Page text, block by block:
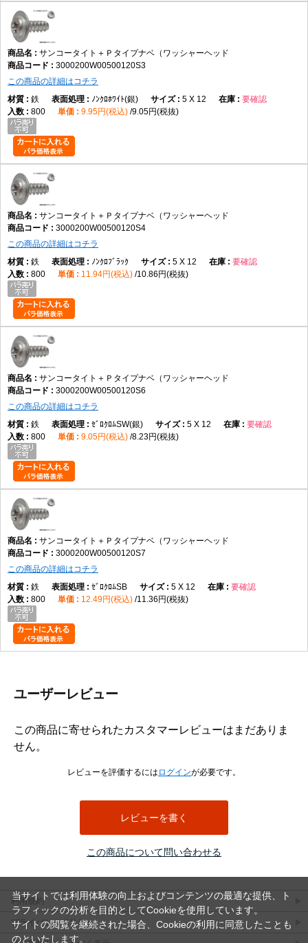
この商品について問い合わせる
サンコータイト＋Ｐタイプナベ（ワッシャーヘッド
3000200W00500120S3
この商品の詳細はコチラ
鉄
ﾉﾝｸﾛﾎﾜｲﾄ(銀) 5 X 12
要確認
800
9.95円(税込) 9.05円(税抜)
サンコータイト＋Ｐタイプナベ（ワッシャーヘッド
3000200W00500120S4
この商品の詳細はコチラ
鉄
ﾉﾝｸﾛﾌﾞﾗｯｸ 5 X 12
要確認
800
11.94円(税込) 10.86円(税抜)
サンコータイト＋Ｐタイプナベ（ワッシャーヘッド
3000200W00500120S6
この商品の詳細はコチラ
鉄
ｾﾞﾛｸﾛﾑSW(銀) 5 X 12
要確認
800
9.05円(税込) 8.23円(税抜)
サンコータイト＋Ｐタイプナベ（ワッシャーヘッド
3000200W00500120S7
この商品の詳細はコチラ
鉄
ｾﾞﾛｸﾛﾑSB 5 X 12
要確認
800
12.49円(税込) 11.36円(税抜)
ユーザーレビュー
この商品に寄せられたカスタマーレビューはまだありま
せん。
レビューを評価するには ログインが必要です。
レビューを書く
利用規約
プライバシーポリシー
当サイトでは利用体験の向上およびコンテンツの最適な提供、ト
ラフィックの分析を目的としてCookieを使用しています。
サイトの閲覧を継続された場合、Cookieの利用に同意したことも
のといたします。